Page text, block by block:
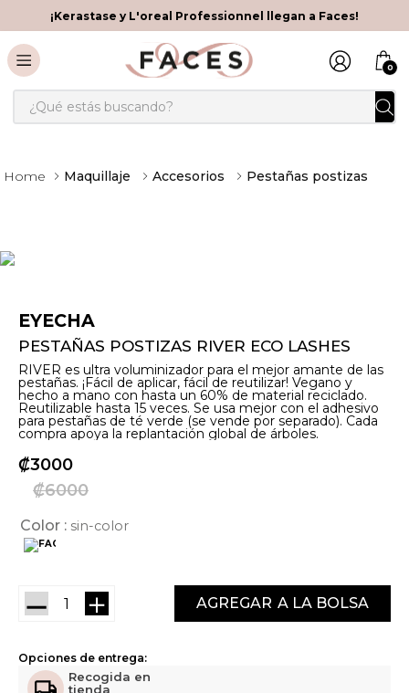
¡Kerastase y L'oreal Professionnel llegan a Faces!
0
¿Qué estás buscando?
Maquillaje Accesorios Pestañas postizas
EYECHA
PESTAÑAS POSTIZAS RIVER ECO LASHES
RIVER es ultra voluminizador para el mejor amante de las
pestañas. ¡Fácil de aplicar, fácil de reutilizar! Vegano y
hecho a mano con hasta un 60% de material reciclado.
Reutilizable hasta 15 veces. Se usa mejor con el adhesivo
para pestañas de té verde (se vende por separado). Cada
compra apoya la replantación global de árboles.
₡3000
₡6000
Color sin-color
＋
－ AGREGAR
Opciones de entrega:
Recogida en
tienda